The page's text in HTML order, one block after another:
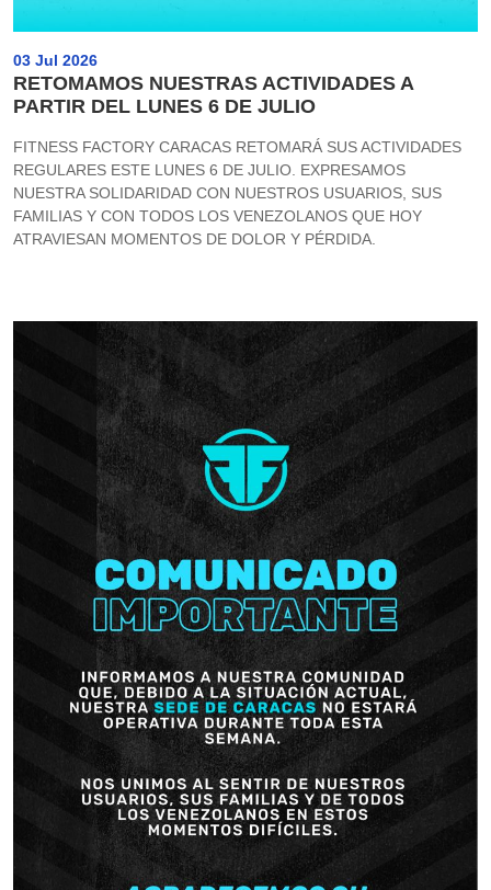
03 Jul 2026
RETOMAMOS NUESTRAS ACTIVIDADES A
PARTIR DEL LUNES 6 DE JULIO
FITNESS FACTORY CARACAS RETOMARÁ SUS ACTIVIDADES
REGULARES ESTE LUNES 6 DE JULIO. EXPRESAMOS
NUESTRA SOLIDARIDAD CON NUESTROS USUARIOS, SUS
FAMILIAS Y CON TODOS LOS VENEZOLANOS QUE HOY
ATRAVIESAN MOMENTOS DE DOLOR Y PÉRDIDA.